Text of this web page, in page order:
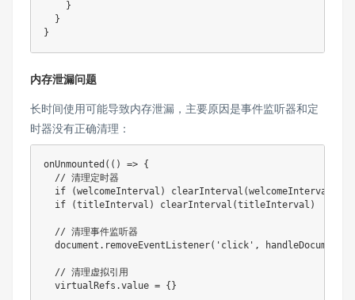
}
}
}
内存泄漏问题
长时间使用可能导致内存泄漏，主要原因是事件监听器和定
时器没有正确清理：
onUnmounted ( ( ) => {
// 清理定时器
if
(welcomeInterval ) clearInterval (welcomeInterval
if
(titleInterval ) clearInterval (titleInterval )
// 清理事件监听器
  document
. removeEventListener( 'click' ,
// 清理虚拟引用
  virtualRefs
.value = {}